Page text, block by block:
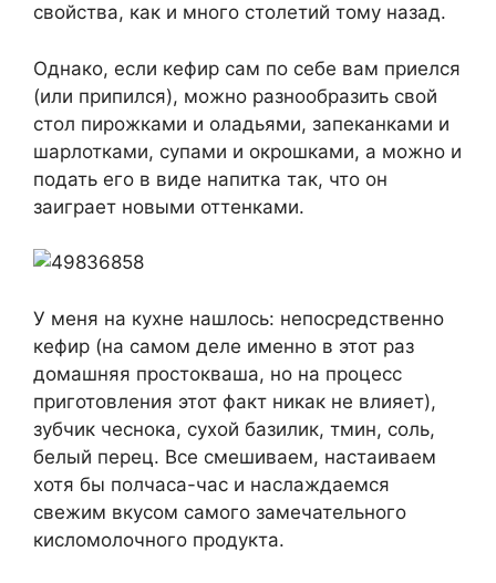
свойства, как и много столетий тому назад.
Однако, если кефир сам по себе вам приелся
(или припился), можно разнообразить свой
стол пирожками и оладьями, запеканками и
шарлотками, супами и окрошками, а можно и
подать его в виде напитка так, что он
заиграет новыми оттенками.
У меня на кухне нашлось: непосредственно
кефир (на самом деле именно в этот раз
домашняя простокваша, но на процесс
приготовления этот факт никак не влияет),
зубчик чеснока, сухой базилик, тмин, соль,
белый перец. Все смешиваем, настаиваем
хотя бы полчаса-час и наслаждаемся
свежим вкусом самого замечательного
кисломолочного продукта.